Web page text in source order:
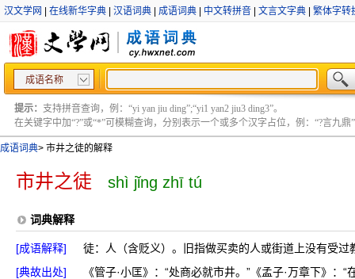
汉文学网 在线新华字典 汉语词典 成语词典 中文转拼音 文言文字典 繁体字转
成语名称
提示： 支持拼音查询，例：“yi yan jiu ding”;“yi1 yan2 jiu3 ding3”。
在关键字中加“?”或“*”可模糊查询，分别表示一个或多个汉字占位，例：“?言九鼎”
成语词典> 市井之徒的解释
市井之徒 shì jǐng zhī tú
词典解释
[成语解释]
徒：人（含贬义）。旧指做买卖的人或街道上没有受过
[典故出处]
《管子·小匡》：“处商必就市井。”《孟子·万章下》：“